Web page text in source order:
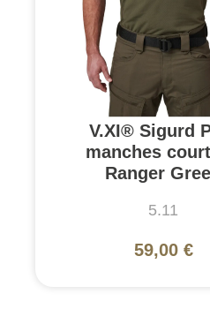
V.XI® Sigurd
manches
Ranger
5.11
59,00 €